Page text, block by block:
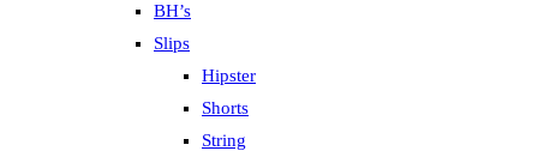
BH’s
Slips
Hipster
Shorts
String